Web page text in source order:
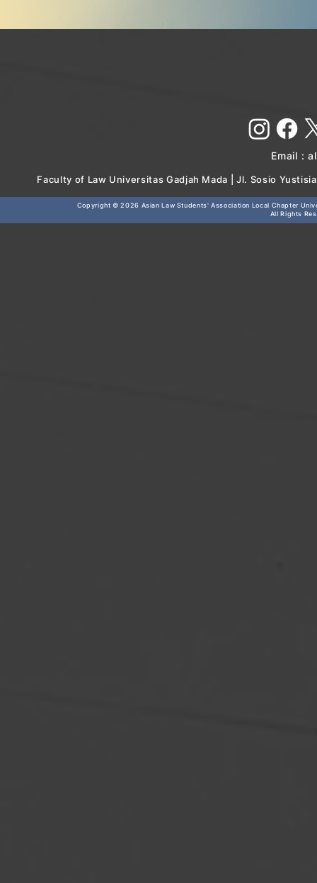
Email :
Faculty of Law Universitas Gadjah Mada | Jl. Sosio
Copyright © 2026 Asian Law Students' Association Local Chapter
All Rights